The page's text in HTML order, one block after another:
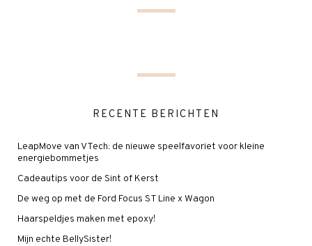
RECENTE BERICHTEN
LeapMove van VTech: de nieuwe speelfavoriet voor kleine
energiebommetjes
Cadeautips voor de Sint of Kerst
De weg op met de Ford Focus ST Line x Wagon
Haarspeldjes maken met epoxy!
Mijn echte BellySister!